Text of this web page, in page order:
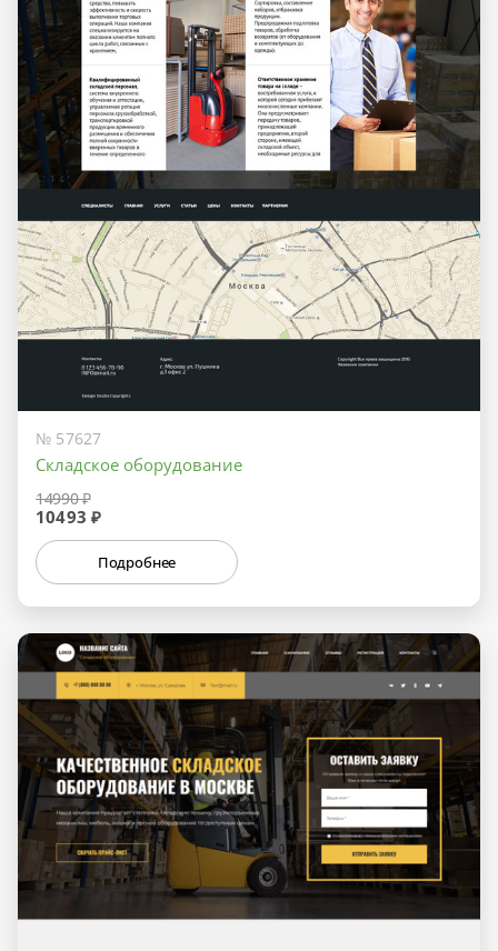
№ 57627
Складское оборудование
14990 ₽
10493 ₽
Подробнее